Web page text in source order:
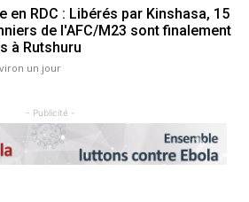
en RDC : Libérés par Kinshasa, 15
de l'AFC/M23 sont finalement
à Rutshuru
un jour
- Publicité -
Next